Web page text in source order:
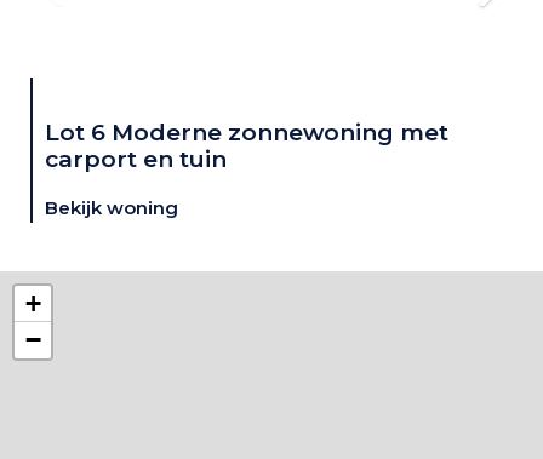
Lot 6 Moderne zonnewoning met
carport en tuin
Bekijk woning
+
−